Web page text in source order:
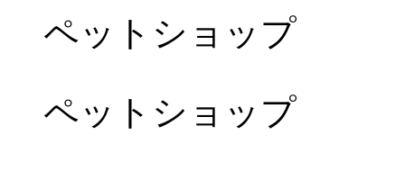
ペットショップ
ペットショップ